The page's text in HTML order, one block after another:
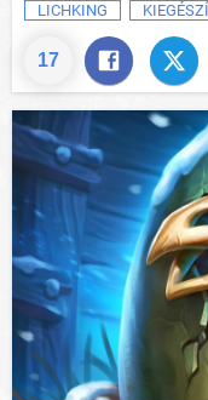
17
LICHKING